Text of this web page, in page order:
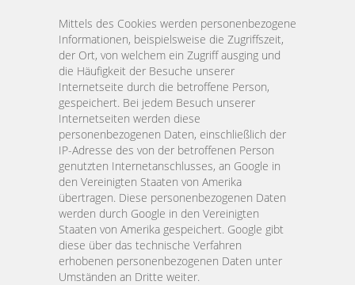
Mittels des Cookies werden personenbezogene
Informationen, beispielsweise die Zugriffszeit,
der Ort, von welchem ein Zugriff ausging und
die Häufigkeit der Besuche unserer
Internetseite durch die betroffene Person,
gespeichert. Bei jedem Besuch unserer
Internetseiten werden diese
personenbezogenen Daten, einschließlich der
IP-Adresse des von der betroffenen Person
genutzten Internetanschlusses, an Google in
den Vereinigten Staaten von Amerika
übertragen. Diese personenbezogenen Daten
werden durch Google in den Vereinigten
Staaten von Amerika gespeichert. Google gibt
diese über das technische Verfahren
erhobenen personenbezogenen Daten unter
Umständen an Dritte weiter.